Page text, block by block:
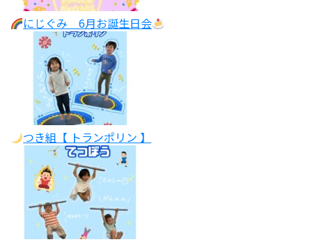
にじぐみ 6月お誕生日会
つき組【 トランポリン 】